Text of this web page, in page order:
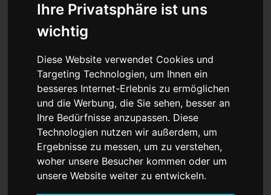
Ihre Privatsphäre ist uns
wichtig
Diese Website verwendet Cookies und
Targeting Technologien, um Ihnen ein
besseres Internet-Erlebnis zu ermöglichen
und die Werbung, die Sie sehen, besser an
Ihre Bedürfnisse anzupassen. Diese
Technologien nutzen wir außerdem, um
Ergebnisse zu messen, um zu verstehen,
woher unsere Besucher kommen oder um
unsere Website weiter zu entwickeln.
Kleine Gedanken zum
Schmunzeln oder
Nachdenken - Warnung
vor den nebenwirkenden
Swop